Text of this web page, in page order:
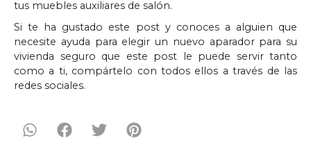
tus muebles auxiliares de salón.
Si te ha gustado este post y conoces a alguien que
necesite ayuda para elegir un nuevo aparador para su
vivienda seguro que este post le puede servir tanto
como a ti, compártelo con todos ellos a través de las
redes sociales.